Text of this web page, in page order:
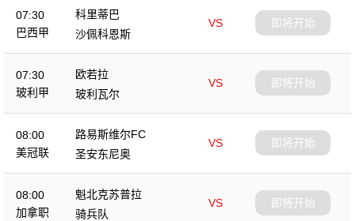
07:30
巴西甲
科里蒂巴
VS
沙佩科恩斯
即将开始
07:30
玻利甲
欧若拉
VS
玻利瓦尔
即将开始
08:00
美冠联
路易斯维尔FC
VS
圣安东尼奥
即将开始
08:00
加拿职
魁北克苏普拉
VS
骑兵队
即将开始